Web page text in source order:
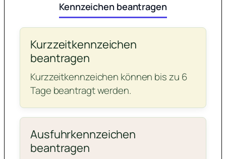
Kennzeichen beantragen
Kurzzeitkennzeichen
beantragen
Kurzzeitkennzeichen können bis zu 6
Tage beantragt werden.
Ausfuhrkennzeichen
beantragen